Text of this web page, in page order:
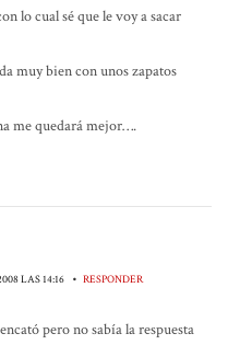
lo cual sé que le voy a sacar
muy bien con unos zapatos
me quedará mejor….
LAS 14:16 • RESPONDER
pero no sabía la respuesta